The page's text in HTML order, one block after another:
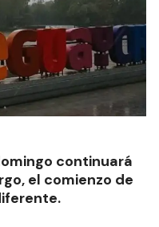
continuará
el comienzo de